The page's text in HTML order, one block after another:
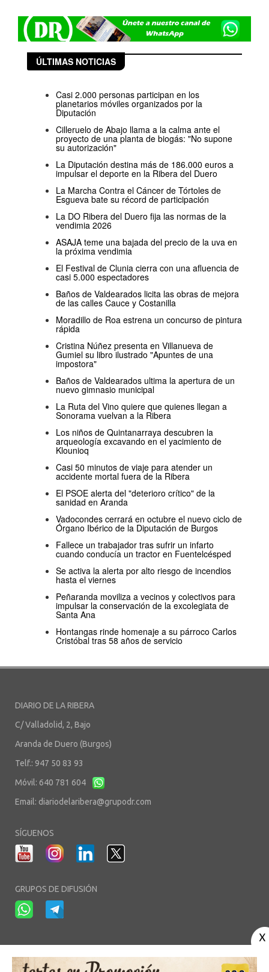
ÚLTIMAS NOTICIAS
Casi 2.000 personas participan en los
planetarios móviles organizados por la
Diputación
Cilleruelo de Abajo llama a la calma ante el
proyecto de una planta de biogás: "No supone
su autorización"
La Diputación destina más de 186.000 euros a
impulsar el deporte en la Ribera del Duero
La Marcha Contra el Cáncer de Tórtoles de
Esgueva bate su récord de participación
La DO Ribera del Duero fija las normas de la
vendimia 2026
ASAJA teme una bajada del precio de la uva en
la próxima vendimia
El Festival de Clunia cierra con una afluencia de
casi 5.000 espectadores
Baños de Valdearados licita las obras de mejora
de las calles Cauce y Costanilla
Moradillo de Roa estrena un concurso de pintura
rápida
Cristina Núñez presenta en Villanueva de
Gumiel su libro ilustrado "Apuntes de una
impostora"
Baños de Valdearados ultima la apertura de un
nuevo gimnasio municipal
La Ruta del Vino quiere que quienes llegan a
Sonorama vuelvan a la Ribera
Los niños de Quintanarraya descubren la
arqueología excavando en el yacimiento de
Klounioq
Casi 50 minutos de viaje para atender un
accidente mortal fuera de la Ribera
El PSOE alerta del "deterioro crítico" de la
sanidad en Aranda
Vadocondes cerrará en octubre el nuevo ciclo de
Órgano Ibérico de la Diputación de Burgos
Fallece un trabajador tras sufrir un infarto
cuando conducía un tractor en Fuentelcésped
Se activa la alerta por alto riesgo de incendios
hasta el viernes
Peñaranda moviliza a vecinos y colectivos para
impulsar la conservación de la excolegiata de
Santa Ana
Hontangas rinde homenaje a su párroco Carlos
Cristóbal tras 58 años de servicio
DIARIO DE LA RIBERA
C/ Valladolid, 2, Bajo
Aranda de Duero (Burgos)
Telf.: 947 50 83 93
Móvil: 640 781 604
Email: diariodelaribera@grupodr.com
SÍGUENOS
GRUPOS DE DIFUSIÓN